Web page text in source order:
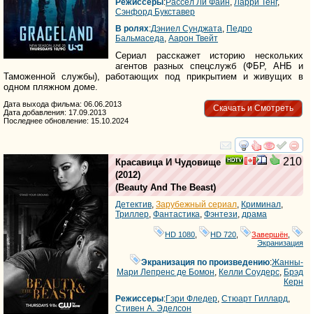
Сэнфорд Букставер
В ролях:Дэниел Сунджата Педро
Бальмаседа Аарон Твейт
Сериал расскажет историю нескольких
агентов разных спецслужб (ФБР, АНБ и
Таможенной службы), работающих под прикрытием и живущих в
одном пляжном доме.
Скачать и Смотреть
Дата выхода фильма: 06.06.2013
Дата добавления: 17.09.2013
Последнее обновление: 15.10.2024
смотреть
210
Красавица И Чудовище
(2012)
(Beauty And The Beast)
Детектив Зарубежный сериал Криминал
Триллер Фантастика Фэнтези драма
HD 1080 HD 720 Завершён
Экранизация
Экранизация по произведению:Жанны-
Мари Лепренс де Бомон Келли Соудерс Брэд
Керн
Режиссеры:Гэри Фледер Стюарт Гиллард
Стивен А. Эделсон